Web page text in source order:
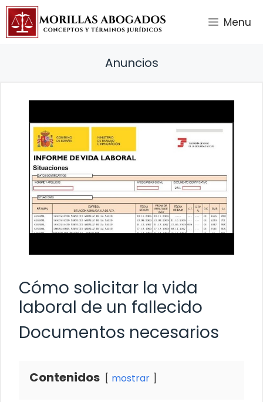
Saltar
contenido
Menu
Anuncios
Cómo solicitar la vida
laboral de un fallecido
Documentos necesarios
Contenidos mostrar